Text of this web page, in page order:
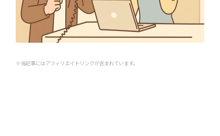
※当記事にはアフィリエイトリンクが含まれています。